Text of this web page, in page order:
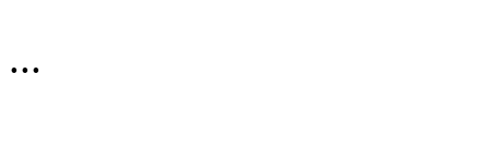
...